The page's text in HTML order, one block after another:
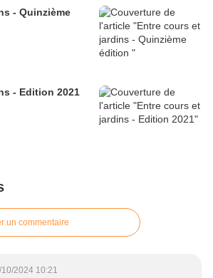
- Quinzième
- Edition 2021
un commentaire
2024 10:21